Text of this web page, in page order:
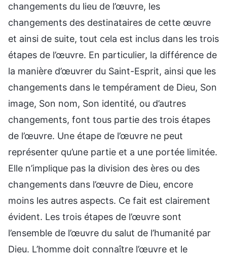
changements du lieu de l’œuvre, les
changements des destinataires de cette œuvre
et ainsi de suite, tout cela est inclus dans les trois
étapes de l’œuvre. En particulier, la différence de
la manière d’œuvrer du Saint-Esprit, ainsi que les
changements dans le tempérament de Dieu, Son
image, Son nom, Son identité, ou d’autres
changements, font tous partie des trois étapes
de l’œuvre. Une étape de l’œuvre ne peut
représenter qu’une partie et a une portée limitée.
Elle n’implique pas la division des ères ou des
changements dans l’œuvre de Dieu, encore
moins les autres aspects. Ce fait est clairement
évident. Les trois étapes de l’œuvre sont
l’ensemble de l’œuvre du salut de l’humanité par
Dieu. L’homme doit connaître l’œuvre et le